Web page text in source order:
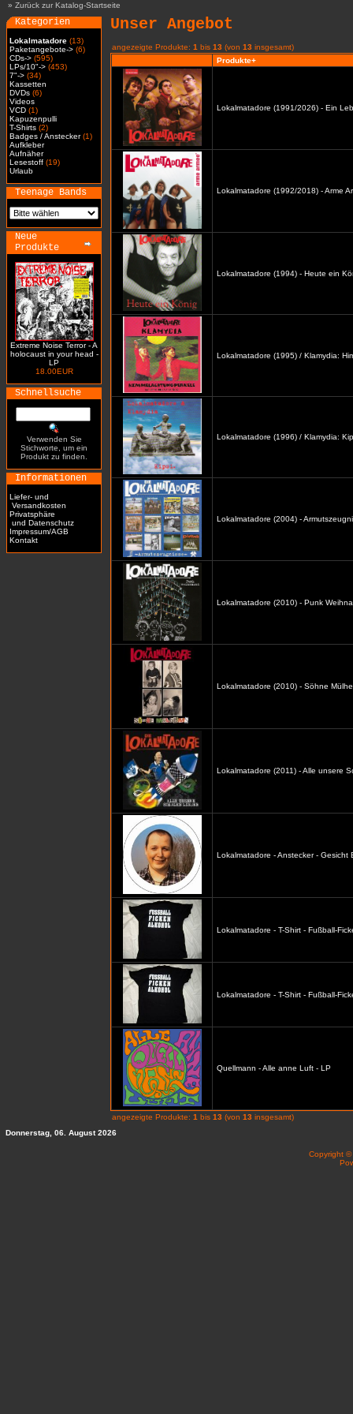
» Zurück zur Katalog-Startseite
Kategorien
Lokalmatadore (13)
Paketangebote-> (6)
CDs-> (595)
LPs/10"-> (453)
7"-> (34)
Kassetten
DVDs (6)
Videos
VCD (1)
Kapuzenpulli
T-Shirts (2)
Badges / Anstecker(1)
Aufkleber
Aufnäher
Lesestoff (19)
Urlaub
Teenage Bands
Neue
Produkte
Extreme Noise Terror - A
holocaust in your head -
LP
18.00EUR
Schnellsuche
Verwenden Sie
Stichworte, um ein
Produkt zu finden.
Informationen
Liefer- und
Versandkosten
Privatsphäre
und Datenschutz
Impressum/AGB
Kontakt
Unser Angebot
angezeigte Produkte: 1 bis 13 (von 13 insgesamt)
Produkte+
Lokalmatadore (1991/2026) - Ein
Lokalmatadore (1992/2018) - Arme
Lokalmatadore (1994) - Heute ein
Lokalmatadore (1995) / Klamydia:
Lokalmatadore (1996) / Klamydia:
Lokalmatadore (2004) -
Lokalmatadore (2010) - Punk
Lokalmatadore (2010) - Söhne
Lokalmatadore (2011) - Alle unsere
Lokalmatadore - Anstecker - Gesicht
Lokalmatadore - T-Shirt - Fußball-
Lokalmatadore - T-Shirt - Fußball-
Quellmann - Alle anne Luft - LP
angezeigte Produkte: 1 bis 13 (von 13 insgesamt)
Donnerstag, 06. August 2026
Copyright